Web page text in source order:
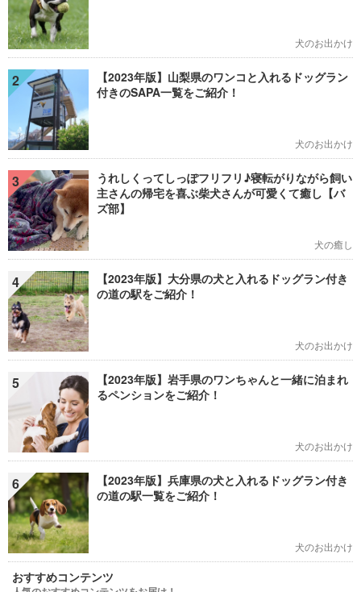
犬のお出かけ
2
【2023年版】山梨県のワンコと入れるドッグラン
付きのSAPA一覧をご紹介！
犬のお出かけ
3
うれしくってしっぽフリフリ♪寝転がりながら飼い
主さんの帰宅を喜ぶ柴犬さんが可愛くて癒し【バ
ズ部】
犬の癒し
4
【2023年版】大分県の犬と入れるドッグラン付き
の道の駅をご紹介！
犬のお出かけ
5
【2023年版】岩手県のワンちゃんと一緒に泊まれ
るペンションをご紹介！
犬のお出かけ
6
【2023年版】兵庫県の犬と入れるドッグラン付き
の道の駅一覧をご紹介！
犬のお出かけ
おすすめコンテンツ